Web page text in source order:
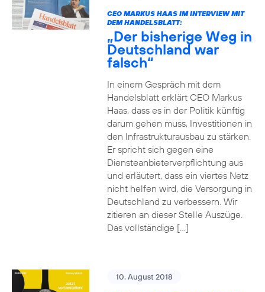
CEO MARKUS HAAS IM INTERVIEW MIT
DEM HANDELSBLATT:
„Der bisherige Weg in
Deutschland war
falsch“
In einem Gespräch mit dem
Handelsblatt erklärt CEO Markus
Haas, dass es in der Politik künftig
darum gehen muss, Investitionen in
den Infrastrukturausbau zu stärken.
Er spricht sich gegen eine
Diensteanbieterverpflichtung aus
und erläutert, dass ein viertes Netz
nicht helfen wird, die Versorgung in
Deutschland zu verbessern. Wir
zitieren an dieser Stelle Auszüge.
Das vollständige […]
10. August 2018